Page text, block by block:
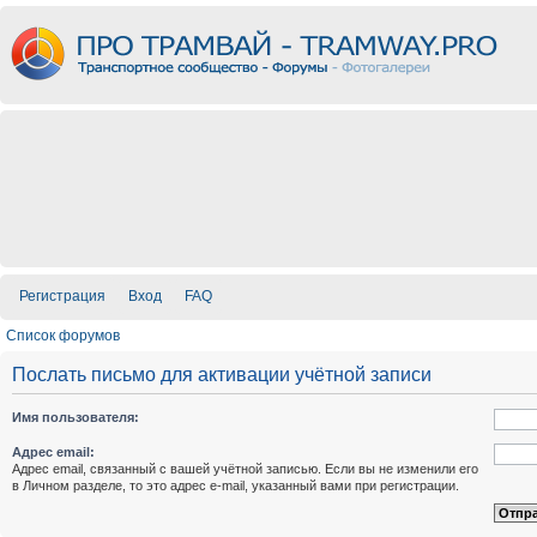
Регистрация Вход FAQ
Список форумов
Послать письмо для активации учётной записи
Имя пользователя:
Адрес email:
Адрес email, связанный с вашей учётной записью. Если вы не изменили его
в Личном разделе, то это адрес e-mail, указанный вами при регистрации.